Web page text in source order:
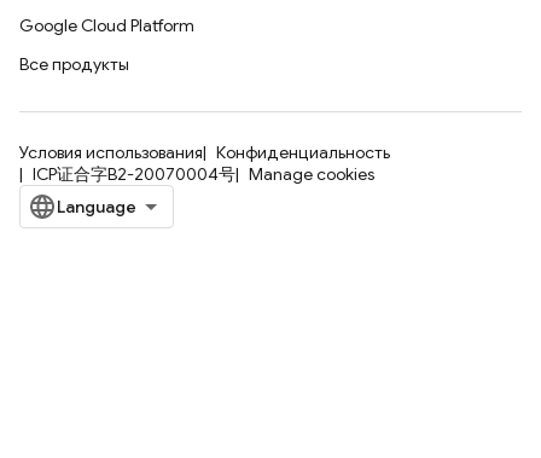
Google Cloud Platform
Все продукты
Условия использования
Конфиденциальность
ICP证合字B2-20070004号
Manage cookies